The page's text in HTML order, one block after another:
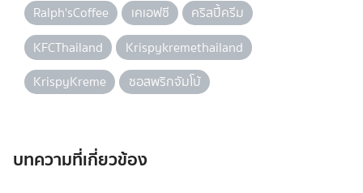
Ralph'sCoffee
เคเอฟซี
คริสปี้ครีม
KFCThailand
Krispykremethailand
KrispyKreme
ซอสพริกจัมโบ้
บทความที่เกี่ยวข้อง